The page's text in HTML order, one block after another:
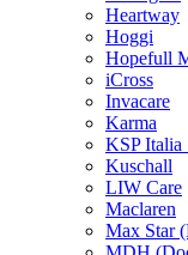
Heartway
Hoggi
Hopefull
iCross
Invacare
Karma
KSP Italia
Kuschall
LIW Care
Maclaren
Max Star